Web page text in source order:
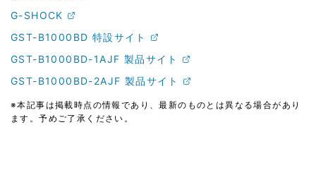
G-SHOCK
GST-B1000BD 特設サイト
GST-B1000BD-1AJF 製品サイト
GST-B1000BD-2AJF 製品サイト
※本記事は掲載時点の情報であり、最新のものとは異なる場合があり
ます。予めご了承ください。